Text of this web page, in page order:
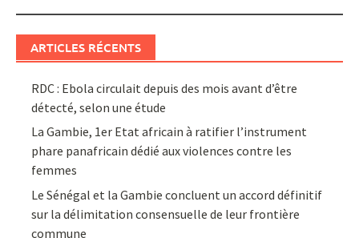
ARTICLES RÉCENTS
RDC : Ebola circulait depuis des mois avant d’être
détecté, selon une étude
La Gambie, 1er Etat africain à ratifier l’instrument
phare panafricain dédié aux violences contre les
femmes
Le Sénégal et la Gambie concluent un accord définitif
sur la délimitation consensuelle de leur frontière
commune